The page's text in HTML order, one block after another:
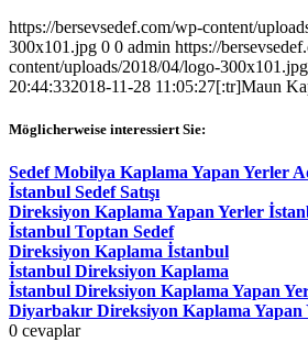
https://bersevsedef.com/wp-content/
300x101.jpg 0 0 admin https://
content/uploads/2018/04/logo-300x101.jpg
20:44:332018-11-28 11:05:27[:tr]Maun
Möglicherweise interessiert Sie:
Sedef Mobilya Kaplama Yapan Yerler
İstanbul Sedef Satışı
Direksiyon Kaplama Yapan Yerler
İstanbul Toptan Sedef
Direksiyon Kaplama İstanbul
İstanbul Direksiyon Kaplama
İstanbul Direksiyon Kaplama Yapan
Diyarbakır Direksiyon Kaplama Yapan
0 cevaplar